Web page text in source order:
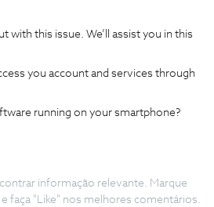
with this issue. We’ll assist you in this
you account and services through
running on your smartphone?
informação relevante. Marque
faça "Like" nos melhores comentários.